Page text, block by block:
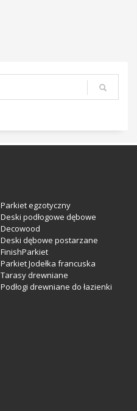
Parkiet egzotyczny
Deski podłogowe dębowe
Decowood
Deski dębowe postarzane
FinishParkiet
Parkiet Jodełka francuska
Tarasy drewniane
Podłogi drewniane do łazienki